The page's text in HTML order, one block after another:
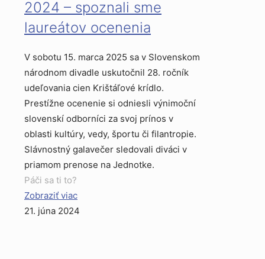
2024 – spoznali sme
laureátov ocenenia
V sobotu 15. marca 2025 sa v Slovenskom
národnom divadle uskutočnil 28. ročník
udeľovania cien Krištáľové krídlo.
Prestížne ocenenie si odniesli výnimoční
slovenskí odborníci za svoj prínos v
oblasti kultúry, vedy, športu či filantropie.
Slávnostný galavečer sledovali diváci v
priamom prenose na Jednotke.
Páči sa ti to?
Zobraziť viac
21. júna 2024